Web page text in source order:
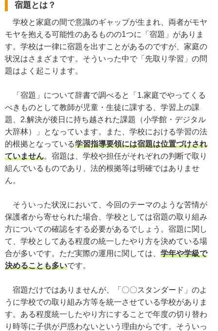
宿題とは？
学校と家庭の間で意識のギャップが生まれ、両者がモヤ
モヤを抱える可能性のあるものの1つに「宿題」がありま
す。学校は一律に宿題を出すことがあるのですが、家庭の
状況はさまざまです。そういった中で「先取り学習」の問
題はよく起こります。
「宿題」について辞書で調べると「1.家庭でやってくる
べきものとして教師が児童・生徒に課する、学習上の課
題、2.解決が後日に持ち越された課題（小学館・デジタル
大辞林）」となっています。また、学校における学習の法
的根拠となっている学習指導要領には宿題は位置づけされ
ていません。宿題は、学校や担任がそれぞれの判断で取り
組んでいるものであり、法的根拠等は明確ではありませ
ん。
そういった状況において、今回のテーマのような苦情が
保護者から寄せられた場合、学校としては宿題の取り組み
方についての確認をする必要があるでしょう。宿題に関し
て、学校としてある程度の統一したやり方を決めている場
合が多いです。ただ実際の運用に関しては、 学年や学級で
決めることも多いです。
宿題だけではありませんが、「〇〇スタンダード」のよ
うに学校での取り組み方等を統一させている学校がありま
す。ある程度統一したやり方にすることで年度の切り替わ
り時等に子供が戸惑わないという理由からです。そういっ